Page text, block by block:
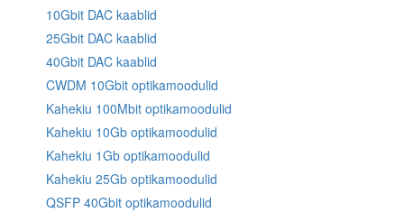
10Gbit DAC kaablid
25Gbit DAC kaablid
40Gbit DAC kaablid
CWDM 10Gbit optikamoodulid
Kahekiu 100Mbit optikamoodulid
Kahekiu 10Gb optikamoodulid
Kahekiu 1Gb optikamoodulid
Kahekiu 25Gb optikamoodulid
QSFP 40Gbit optikamoodulid